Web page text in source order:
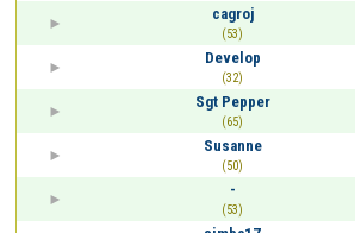
cagroj
(53)
Develop
(32)
Sgt Pepper
(65)
Susanne
(50)
-
(53)